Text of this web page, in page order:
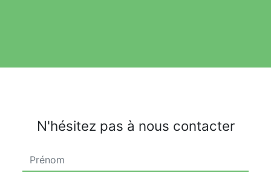
N'hésitez pas à nous contacter